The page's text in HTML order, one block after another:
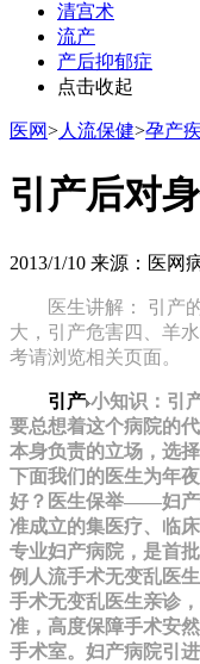
清宫术
流产
产后抑郁症
点击收起
医网>人流保健>孕产
引产后对
2013/1/10 来源：医网
医生讲解： 引产
大，引产危害四、羊
考请浏览相关页面。
引产 小知识：引
要总想着这个病院的
本身负责的立场，选
下面我们的医生为年
好？医生保举——妇产
准成立的集医疗、临
专业妇产病院，是首
例人流手术无变乱医
手术无变乱医生亲诊
准，高度保障手术安
手术室。妇产病院引